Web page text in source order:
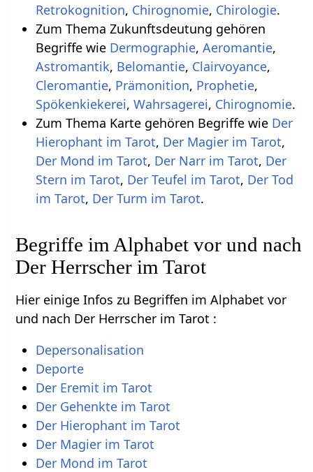
Retrokognition, Chirognomie, Chirologie.
Zum Thema Zukunftsdeutung gehören
Begriffe wie Dermographie, Aeromantie,
Astromantik, Belomantie, Clairvoyance,
Cleromantie, Prämonition, Prophetie,
Spökenkiekerei, Wahrsagerei, Chirognomie.
Zum Thema Karte gehören Begriffe wie Der
Hierophant im Tarot, Der Magier im Tarot,
Der Mond im Tarot, Der Narr im Tarot, Der
Stern im Tarot, Der Teufel im Tarot, Der Tod
im Tarot, Der Turm im Tarot.
Begriffe im Alphabet vor und nach
Der Herrscher im Tarot
Hier einige Infos zu Begriffen im Alphabet vor
und nach Der Herrscher im Tarot :
Depersonalisation
Deporte
Der Eremit im Tarot
Der Gehenkte im Tarot
Der Hierophant im Tarot
Der Magier im Tarot
Der Mond im Tarot